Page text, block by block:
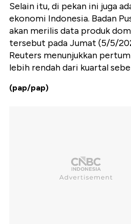
Selain itu, di pekan ini juga
ekonomi Indonesia. Badan
akan merilis data produk
tersebut pada Jumat (5/5/
Reuters menunjukkan
lebih rendah dari kuartal
(pap/pap)